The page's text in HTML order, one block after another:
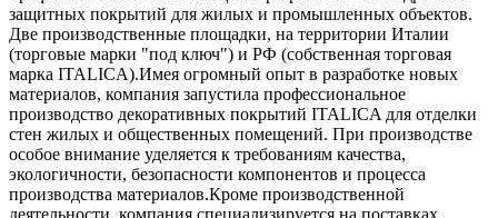
защитных покрытий для жилых и промышленных объектов.
Две производственные площадки, на территории Италии
(торговые марки "под ключ") и РФ (собственная торговая
марка ITALICA).Имея огромный опыт в разработке новых
материалов, компания запустила профессиональное
производство декоративных покрытий ITALICA для отделки
стен жилых и общественных помещений. При производстве
особое внимание уделяется к требованиям качества,
экологичности, безопасности компонентов и процесса
производства материалов.Кроме производственной
деятельности, компания специализируется на поставках